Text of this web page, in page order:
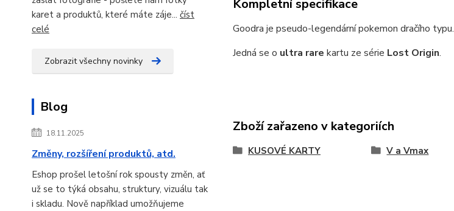
karet a produktů, které máte záje... číst
celé
Zobrazit všechny novinky
Blog
18.11.2025
Změny, rozšíření produktů, atd.
Eshop prošel letošní rok spousty změn, ať
už se to týká obsahu, struktury, vizuálu tak
i skladu. Nově například umožňujeme
Kompletní specifikace
Goodra je pseudo-legendární pokemon dračího typu.
Jedná se o ultra rare kartu ze série Lost Origin.
Zboží zařazeno v kategoriích
KUSOVÉ KARTY V a Vmax